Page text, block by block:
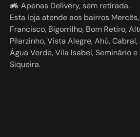
Apenas Delivery, sem retirada.
Esta loja atende aos bairros
Francisco, Bigorrilho, Bom Retiro,
Pilarzinho, Vista Alegre, Ahú,
Água Verde, Vila Isabel, Seminário
Siqueira.